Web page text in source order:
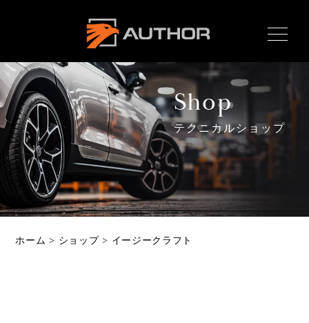
サーアラーム home
Home
ホーム
News
最新情報
About
Shop
テクニカルショップ
ホーム > ショップ> イージークラフト